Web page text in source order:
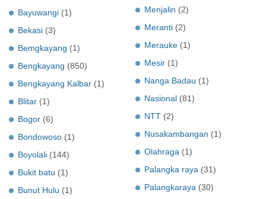
Bayuwangi (1)
Bekasi (3)
Bemgkayang (1)
Bengkayang (850)
Bengkayang Kalbar (1)
Blitar (1)
Bogor (6)
Bondowoso (1)
Boyolali (144)
Bukit batu (1)
Bunut Hulu (1)
Menjalin (2)
Meranti (2)
Merauke (1)
Mesir (1)
Nanga Badau (1)
Nasional (81)
NTT (2)
Nusakambangan (1)
Olahraga (1)
Palangka raya (31)
Palangkaraya (30)